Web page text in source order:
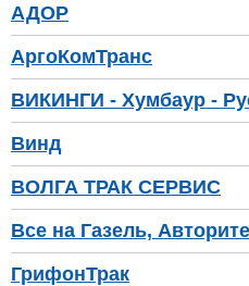
АДОР
АргоКомТранс
ВИКИНГИ - Хумбаур -
Винд
ВОЛГА ТРАК СЕРВИС
Все на Газель,
ГрифонТрак